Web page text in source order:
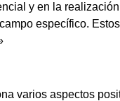
y en la
específico.
varios aspectos